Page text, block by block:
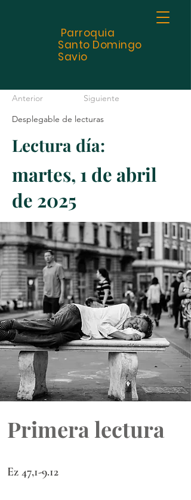
Parroquia
Santo Domingo
Savio
Anterior
Siguiente
Desplegable de lecturas
Lectura día:
martes, 1 de abril
de 2025
Primera lectura
Ez 47,1-9.12